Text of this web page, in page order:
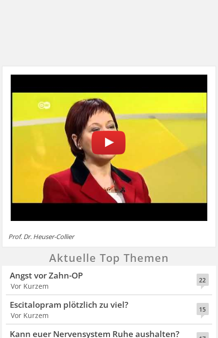
Prof. Dr. Heuser-Collier
Aktuelle Top Themen
22
Angst vor Zahn-OP
Vor Kurzem
15
Escitalopram plötzlich zu viel?
Vor Kurzem
Kann euer Nervensystem Ruhe aushalten?